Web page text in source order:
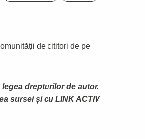
de cititori de pe
drepturilor de autor.
sursei și cu LINK ACTIV